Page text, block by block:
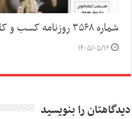
شماره ۳۵۶۸ روزنامه کسب و کار
۱۴۰۵/۰۵/۱۶
دیدگاهتان را بنویسید